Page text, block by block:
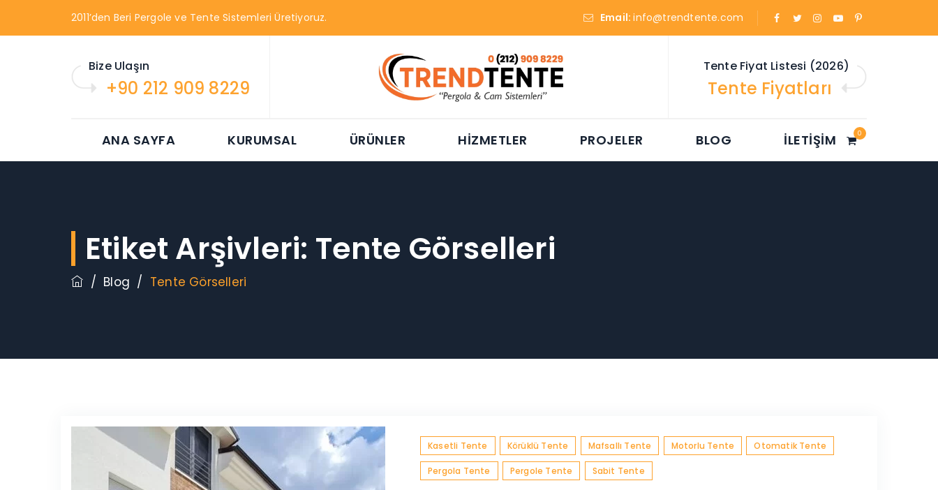
2011’den Beri Pergole ve Tente Sistemleri Üretiyoruz. Email:info@trendtente.com
Bize Ulaşın
+90 212 909 8229
Tente Fiyat Listesi (2026)
Tente Fiyatları
ANA SAYFA KURUMSAL ÜRÜNLER HIZMETLER PROJELER BLOG İLETIŞIM 0
Etiket Arşivleri: Tente Görselleri
/ Blog / Tente Görselleri
Kasetli Tente Körüklü Tente Mafsallı Tente Motorlu Tente Otomatik Tente
Pergola Tente Pergole Tente Sabit Tente